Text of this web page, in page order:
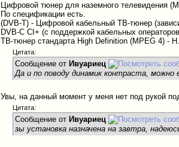
Цифровой тюнер для наземного телевидения
По спецификации есть.
(DVB-T) - Цифровой кабельный ТВ-тюнер
DVB-C CI+ (с поддержкой кабельных
ТВ-тюнер стандарта High Definition (MPEG 4) -
Цитата:
Сообщение от Ивуариец
Да и по поводу динамик контраста, можно
Увы, на данный момент у меня нет под рукой
Цитата:
Сообщение от Ивуариец
зы установка назначена на завтра,